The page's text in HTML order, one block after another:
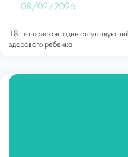
08/02/2026
18 лет поисков, один
здорового ребенка